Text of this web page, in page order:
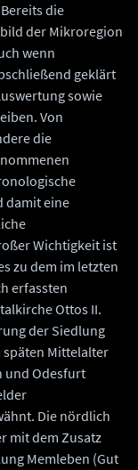
die
der Mikroregion
wenn
geklärt
sowie
Von
die
damit eine
Wichtigkeit ist
zu dem im letzten
erfassten
Ottos II.
der Siedlung
Mittelalter
und Odesfurt
Die nördlich
mit dem Zusatz
Memleben (Gut